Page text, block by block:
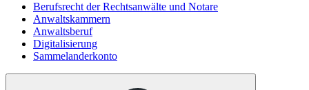
Berufsrecht der Rechtsanwälte und Notare
Anwaltskammern
Anwaltsberuf
Digitalisierung
Sammelanderkonto